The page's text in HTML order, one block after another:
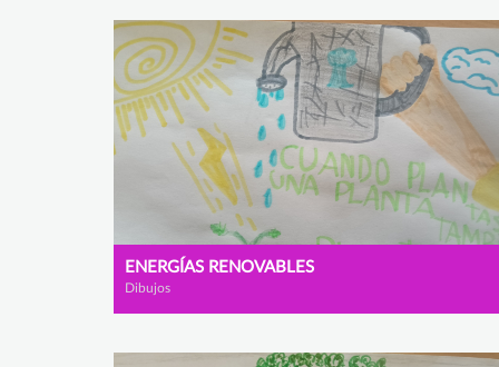
ENERGÍAS RENOVABLES
Dibujos